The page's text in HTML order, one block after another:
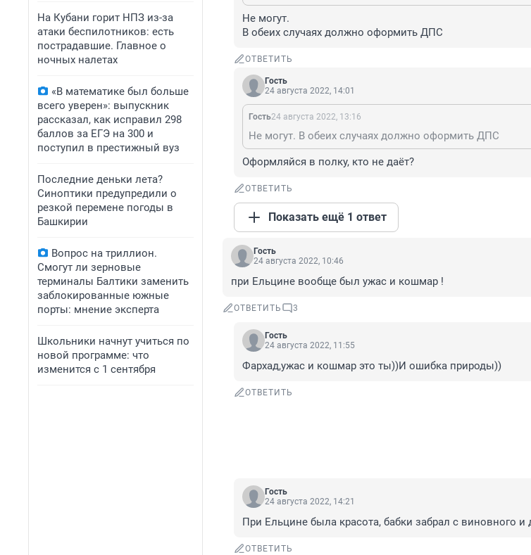
На Кубани горит НПЗ из-за
атаки беспилотников: есть
пострадавшие. Главное о
ночных налетах
«В математике был больше
всего уверен»: выпускник
рассказал, как исправил 298
баллов за ЕГЭ на 300 и
поступил в престижный вуз
Последние деньки лета?
Синоптики предупредили о
резкой перемене погоды в
Башкирии
Вопрос на триллион.
Смогут ли зерновые
терминалы Балтики заменить
заблокированные южные
порты: мнение эксперта
Школьники начнут учиться по
новой программе: что
изменится с 1 сентября
Не могут.
В обеих случаях должно оформить ДПС
ОТВЕТИТЬ
Гость
24 августа 2022, 14:01
Гость24 августа 2022, 13:16
Не могут. В обеих случаях должно оформить ДПС
Оформляйся в полку, кто не даёт?
ОТВЕТИТЬ
Показать ещё 1 ответ
Гость
24 августа 2022, 10:46
при Ельцине вообще был ужас и кошмар !
ОТВЕТИТЬ 3
Гость
24 августа 2022, 11:55
Фархад,ужас и кошмар это ты))И ошибка природы))
ОТВЕТИТЬ
Гость
24 августа 2022, 14:21
При Ельцине была красота, бабки забрал с виновного и
ОТВЕТИТЬ